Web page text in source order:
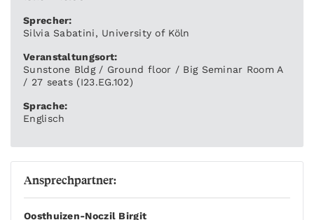
Sprecher:
Silvia Sabatini, University of Köln
Veranstaltungsort:
Sunstone Bldg / Ground floor / Big Seminar Room A
/ 27 seats (I23.EG.102)
Sprache:
Englisch
Ansprechpartner:
Oosthuizen-Noczil Birgit